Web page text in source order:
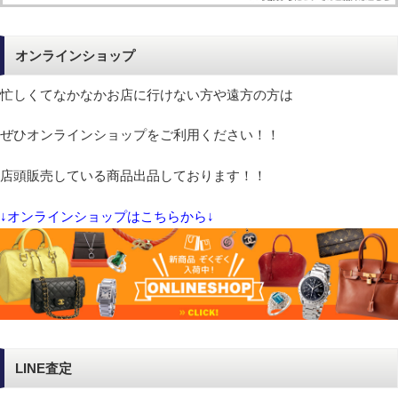
オンラインショップ
忙しくてなかなかお店に行けない方や遠方の方は
ぜひオンラインショップをご利用ください！！
店頭販売している商品出品しております！！
↓オンラインショップはこちらから↓
LINE査定